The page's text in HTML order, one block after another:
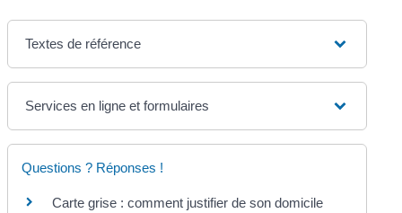
Textes de référence
Services en ligne et formulaires
Questions ? Réponses !
Carte grise : comment justifier de son domicile